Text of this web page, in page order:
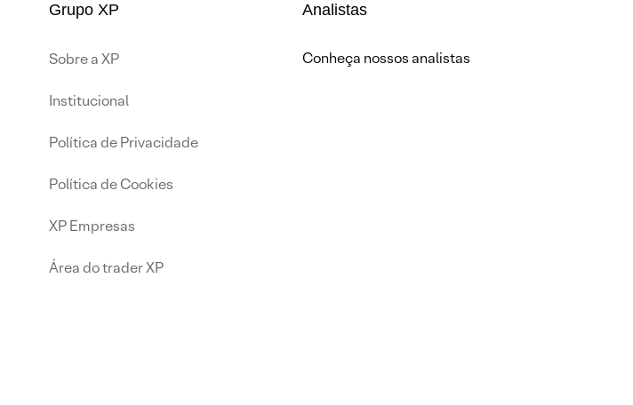
Grupo XP
Sobre a XP
Institucional
Política de Privacidade
Política de Cookies
XP Empresas
Área do trader XP
Analistas
Conheça nossos analistas